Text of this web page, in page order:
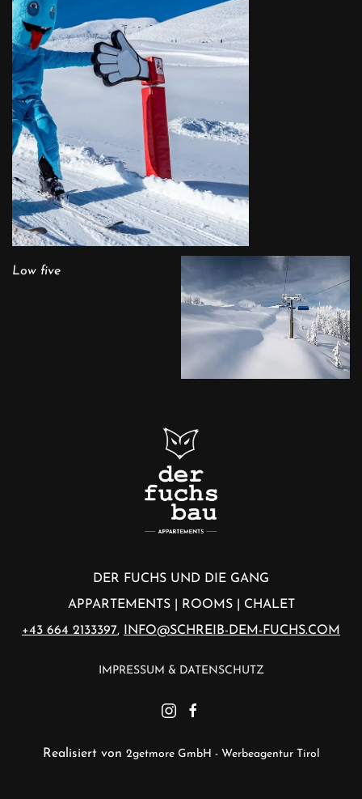
Low five
DER FUCHS UND DIE GANG
APPARTEMENTS | ROOMS | CHALET
+43 664 2133397, INFO@SCHREIB-DEM-FUCHS.COM
IMPRESSUM & DATENSCHUTZ
Realisiert von 2getmore GmbH - Werbeagentur Tirol